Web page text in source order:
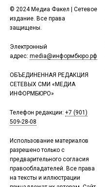
© 2024 Медиа Факел | Сетевое
издание. Все права
защищены.
Электронный
адрес: media@информбюро.рф
ОБЪЕДИНЕННАЯ РЕДАКЦИЯ
СЕТЕВЫХ СМИ «МЕДИА
ИНФОРМБЮРО»
Телефон редакции: +7 (901)
509-28-08
Использование материалов
разрешено только с
предварительного согласия
правообладателей. Все права
на тексты и иллюстрации